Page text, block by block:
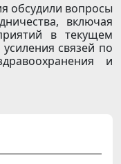
обсудили вопросы
включая
в текущем
связей по
и